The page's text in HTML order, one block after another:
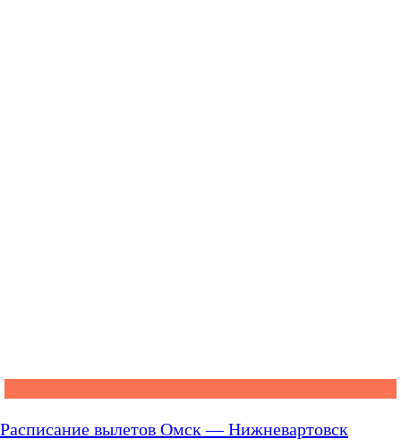
Расписание вылетов Омск — Нижневартовск